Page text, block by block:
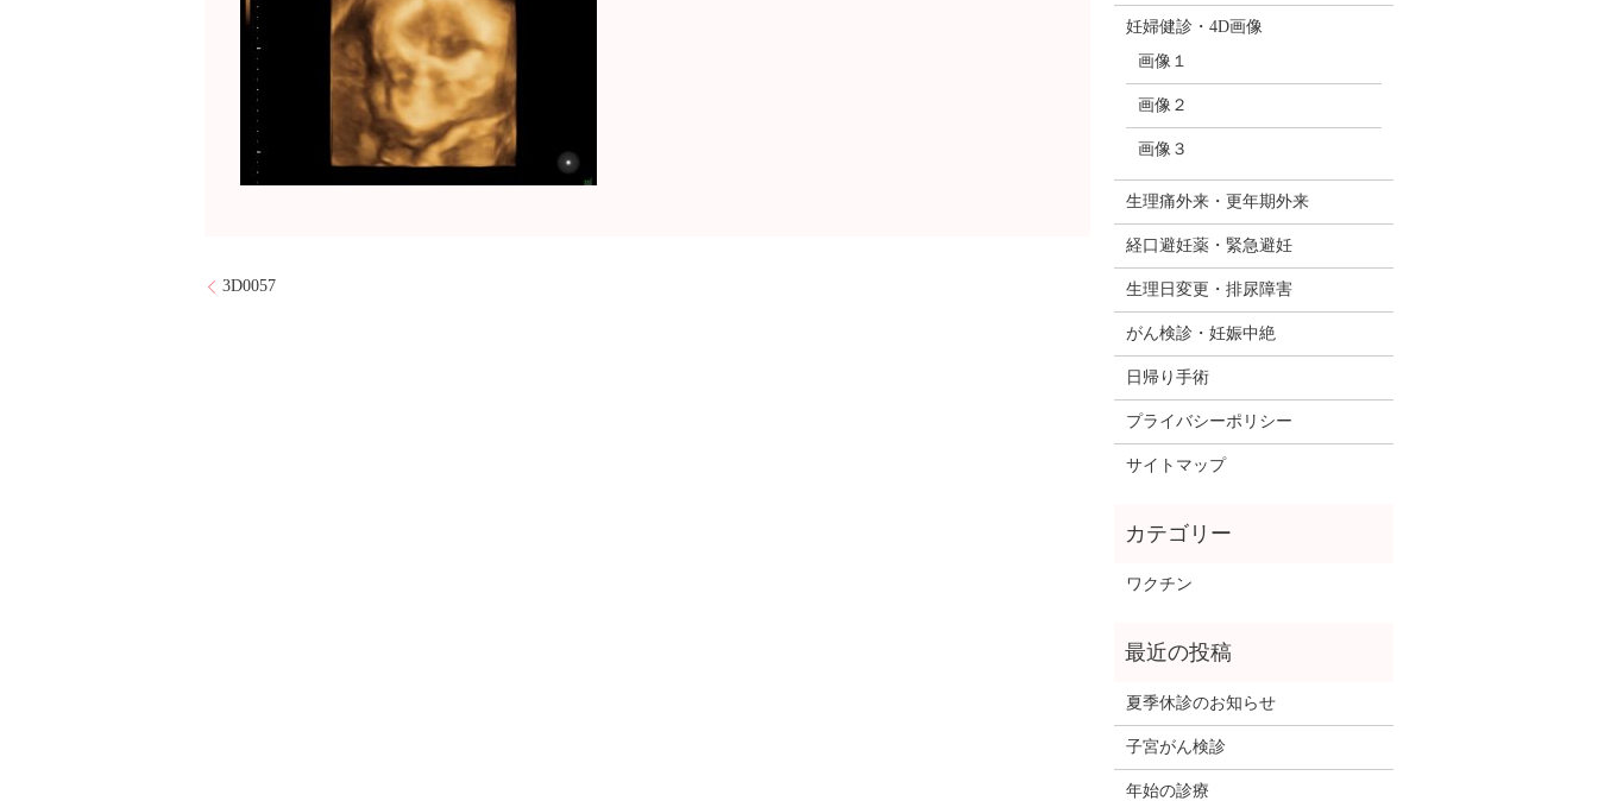
3D0057
妊婦健診・4D画像
画像１
画像２
画像３
生理痛外来・更年期外来
経口避妊薬・緊急避妊
生理日変更・排尿障害
がん検診・妊娠中絶
日帰り手術
プライバシーポリシー
サイトマップ
ワクチン
夏季休診のお知らせ
子宮がん検診
年始の診療